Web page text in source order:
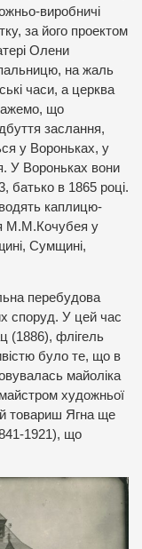
виробничі
за його проектом
Олени
на жаль
часи, а церква
що
заслання,
у Вороньках, у
У Вороньках вони
батько в 1865 році.
каплицю-
М.М.Кочубея у
Сумщині,
перебудова
споруд. У цей час
(1886), флігель
було те, що в
майоліка
художньої
товариш Ягна ще
1921), що